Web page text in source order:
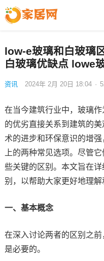
low-e玻璃和白玻璃
白玻璃优缺点 lowe
资讯 2024年 2月 20日 18:04 ·
在当今建筑行业中，玻璃
的优劣直接关系到建筑的
术的进步和环保意识的增
上的两种常见选项。尽管
些关键的区别。本文旨在
别，以帮助大家更好地理解
一、基本概念
在深入讨论两者的区别之
是必要的。